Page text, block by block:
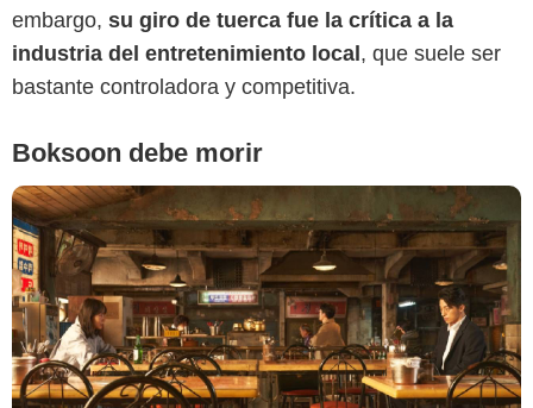
embargo, su giro de tuerca fue la crítica a la
industria del entretenimiento local, que suele ser
bastante controladora y competitiva.
Boksoon debe morir